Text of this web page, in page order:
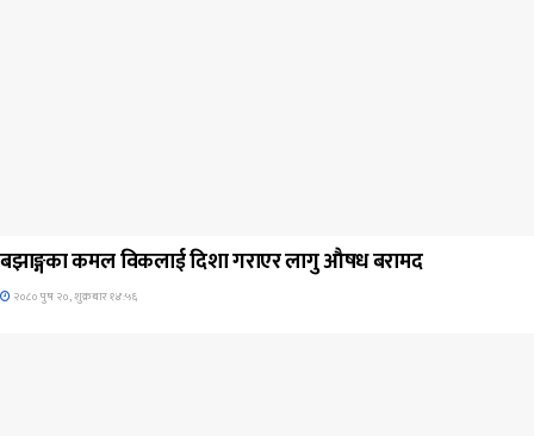
बझाङ्गका कमल विकलाई दिशा गराएर लागु औषध बरामद
२०८० पुष २०, शुक्रबार १४:५६